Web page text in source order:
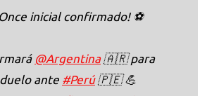
inicial confirmado! ⚽
@Argentina🇦🇷 para
ante #Perú🇵🇪 💪